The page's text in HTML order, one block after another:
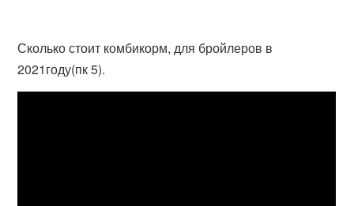
Сколько стоит комбикорм, для бройлеров в
2021году(пк 5).